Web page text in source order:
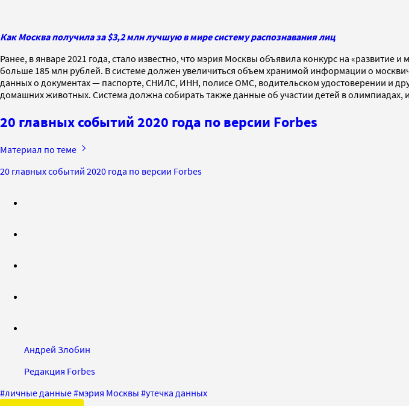
Как Москва получила за $3,2 млн лучшую в мире систему распознавания лиц
Ранее, в январе 2021 года, стало известно, что мэрия Москвы объявила конкурс на
больше 185 млн рублей. В системе должен увеличиться объем хранимой информации о
данных о документах — паспорте, СНИЛС, ИНН, полисе ОМС, водительском удостоверении и
домашних животных. Система должна собирать также данные об участии детей в олимпиадах,
20 главных событий 2020 года по версии Forbes
Материал по теме
20 главных событий 2020 года по версии Forbes
Андрей Злобин
Редакция Forbes
#личные данные#мэрия Москвы #утечка данных